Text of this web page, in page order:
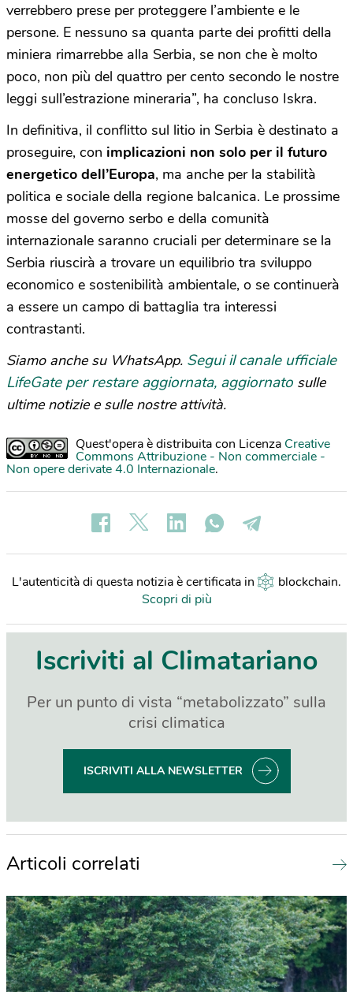
verrebbero prese per proteggere l’ambiente e le
persone. E nessuno sa quanta parte dei profitti della
miniera rimarrebbe alla Serbia, se non che è molto
poco, non più del quattro per cento secondo le nostre
leggi sull’estrazione mineraria”, ha concluso Iskra.
In definitiva, il conflitto sul litio in Serbia è destinato a
proseguire, con implicazioni non solo per il futuro
energetico dell’Europa, ma anche per la stabilità
politica e sociale della regione balcanica. Le prossime
mosse del governo serbo e della comunità
internazionale saranno cruciali per determinare se la
Serbia riuscirà a trovare un equilibrio tra sviluppo
economico e sostenibilità ambientale, o se continuerà
a essere un campo di battaglia tra interessi
contrastanti.
Siamo anche su WhatsApp. Segui il canale ufficiale
LifeGate per restare aggiornata, aggiornato sulle
ultime notizie e sulle nostre attività.
Quest'opera è distribuita con Licenza Creative
Commons Attribuzione - Non commerciale -
Non opere derivate 4.0 Internazionale.
L'autenticità di questa notizia è certificata in blockchain.
Scopri di più
Iscriviti al Climatariano
Per un punto di vista “metabolizzato” sulla
crisi climatica
ISCRIVITI ALLA NEWSLETTER
Articoli correlati